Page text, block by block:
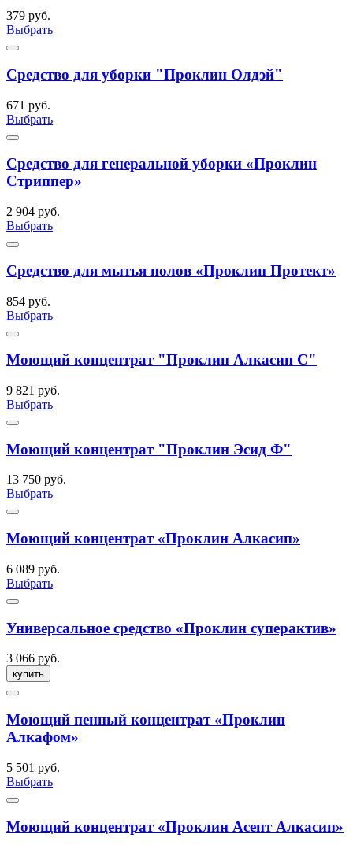
379 руб.
Выбрать
Средство для уборки "Проклин Олдэй"
671 руб.
Выбрать
Средство для генеральной уборки «Проклин
Стриппер»
2 904 руб.
Выбрать
Средство для мытья полов «Проклин Протект»
854 руб.
Выбрать
Моющий концентрат "Проклин Алкасип С"
9 821 руб.
Выбрать
Моющий концентрат "Проклин Эсид Ф"
13 750 руб.
Выбрать
Моющий концентрат «Проклин Алкасип»
6 089 руб.
Выбрать
Универсальное средство «Проклин суперактив»
3 066 руб.
купить
Моющий пенный концентрат «Проклин
Алкафом»
5 501 руб.
Выбрать
Моющий концентрат «Проклин Асепт Алкасип»